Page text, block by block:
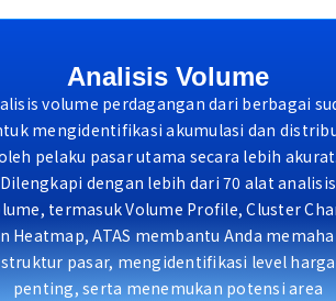
Analisis Volume
volume perdagangan dari berbagai
mengidentifikasi akumulasi dan
pelaku pasar utama secara lebih
Dilengkapi dengan lebih dari 70 alat analisis
termasuk Volume Profile, Cluster
Heatmap, ATAS membantu Anda
struktur pasar, mengidentifikasi level harga
penting, serta menemukan potensi area